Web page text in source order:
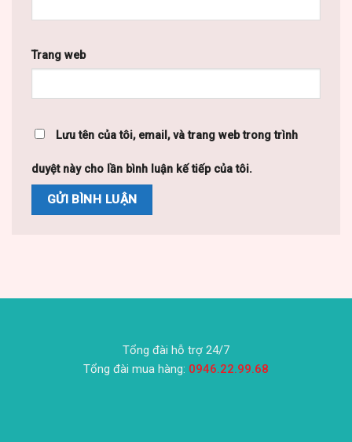
Trang web
Lưu tên của tôi, email, và trang web trong trình
duyệt này cho lần bình luận kế tiếp của tôi.
Tổng đài hỗ trợ 24/7
Tổng đài mua hàng: 0946.22.99.68